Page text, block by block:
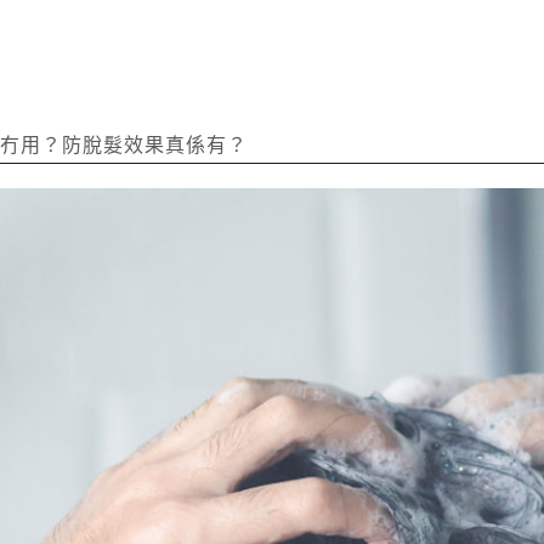
用？防脫髮效果真係有？